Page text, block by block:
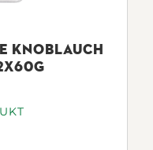
KNOBLAUCH